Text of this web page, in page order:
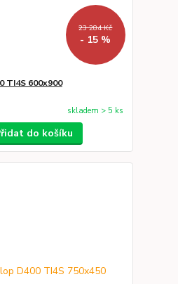
23 284 Kč
- 15 %
TI4S 600x900
skladem > 5 ks
do košíku